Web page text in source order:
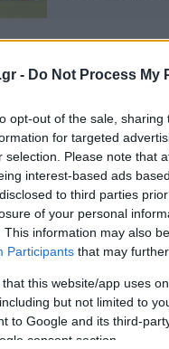
- Do Not Process My
opt-out of the sale,
for targeted
selection. Please note that
interest-based ads
to third parties
of your personal
This information may also
Participants that may
that this website/app uses
but not limited to
to Google and its third-
consent section.
Μουντιάλ
Σουηδία-
[βίντεο]
ΣΠΟΡ 21/06/2026
ονόματα»
εξέδρα